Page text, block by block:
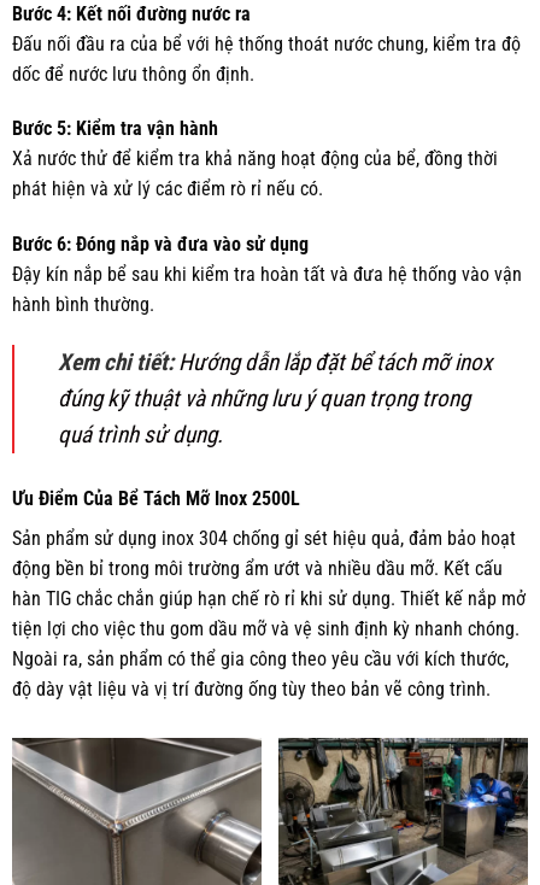
Bước 4: Kết nối đường nước ra
Đấu nối đầu ra của bể với hệ thống thoát nước chung, kiểm tra độ
dốc để nước lưu thông ổn định.
Bước 5: Kiểm tra vận hành
Xả nước thử để kiểm tra khả năng hoạt động của bể, đồng thời
phát hiện và xử lý các điểm rò rỉ nếu có.
Bước 6: Đóng nắp và đưa vào sử dụng
Đậy kín nắp bể sau khi kiểm tra hoàn tất và đưa hệ thống vào vận
hành bình thường.
Xem chi tiết: Hướng dẫn lắp đặt bể tách mỡ inox
đúng kỹ thuật và những lưu ý quan trọng trong
quá trình sử dụng.
Ưu Điểm Của Bể Tách Mỡ Inox 2500L
Sản phẩm sử dụng inox 304 chống gỉ sét hiệu quả, đảm bảo hoạt
động bền bỉ trong môi trường ẩm ướt và nhiều dầu mỡ. Kết cấu
hàn TIG chắc chắn giúp hạn chế rò rỉ khi sử dụng. Thiết kế nắp mở
tiện lợi cho việc thu gom dầu mỡ và vệ sinh định kỳ nhanh chóng.
Ngoài ra, sản phẩm có thể gia công theo yêu cầu với kích thước,
độ dày vật liệu và vị trí đường ống tùy theo bản vẽ công trình.